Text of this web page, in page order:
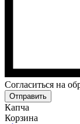
Cогласиться на
Отправить
Капча
Корзина